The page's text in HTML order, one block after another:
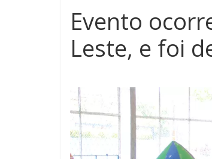
Evento
Leste, e foi